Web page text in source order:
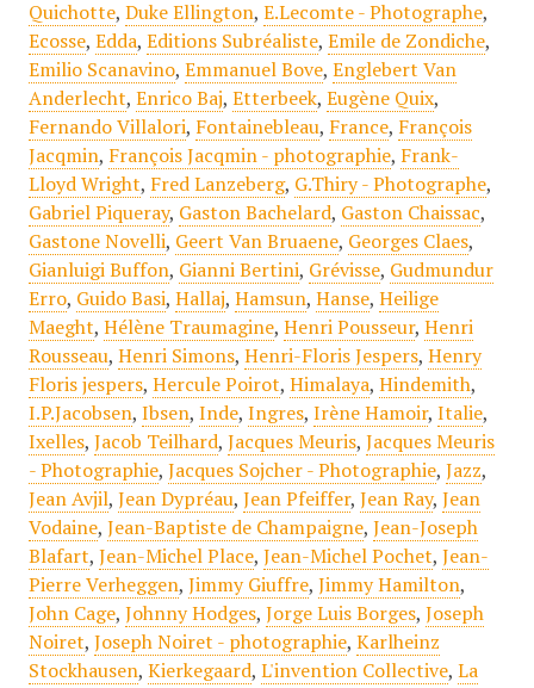
Quichotte, Duke Ellington, E.Lecomte - Photographe,
Ecosse, Edda, Editions Subréaliste, Emile de Zondiche,
Emilio Scanavino, Emmanuel Bove, Englebert Van
Anderlecht, Enrico Baj, Etterbeek, Eugène Quix,
Fernando Villalori, Fontainebleau, France, François
Jacqmin, François Jacqmin - photographie, Frank-
Lloyd Wright, Fred Lanzeberg, G.Thiry - Photographe,
Gabriel Piqueray, Gaston Bachelard, Gaston Chaissac,
Gastone Novelli, Geert Van Bruaene, Georges Claes,
Gianluigi Buffon, Gianni Bertini, Grévisse, Gudmundur
Erro, Guido Basi, Hallaj, Hamsun, Hanse, Heilige
Maeght, Hélène Traumagine, Henri Pousseur, Henri
Rousseau, Henri Simons, Henri-Floris Jespers, Henry
Floris jespers, Hercule Poirot, Himalaya, Hindemith,
I.P.Jacobsen, Ibsen, Inde, Ingres, Irène Hamoir, Italie,
Ixelles, Jacob Teilhard, Jacques Meuris, Jacques Meuris
- Photographie, Jacques Sojcher - Photographie, Jazz,
Jean Avjil, Jean Dypréau, Jean Pfeiffer, Jean Ray, Jean
Vodaine, Jean-Baptiste de Champaigne, Jean-Joseph
Blafart, Jean-Michel Place, Jean-Michel Pochet, Jean-
Pierre Verheggen, Jimmy Giuffre, Jimmy Hamilton,
John Cage, Johnny Hodges, Jorge Luis Borges, Joseph
Noiret, Joseph Noiret - photographie, Karlheinz
Stockhausen, Kierkegaard, L'invention Collective, La